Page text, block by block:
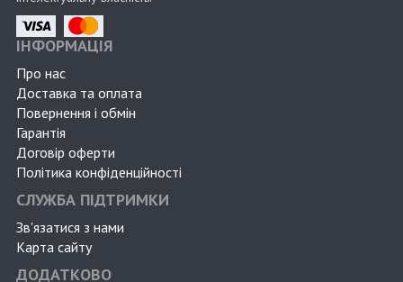
ІНФОРМАЦІЯ
Про нас
Доставка та оплата
Повернення і обмін
Гарантія
Договір оферти
Політика конфіденційності
СЛУЖБА ПІДТРИМКИ
Зв'язатися з нами
Карта сайту
ДОДАТКОВО